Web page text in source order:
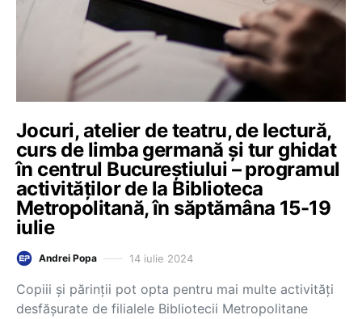
Jocuri, atelier de teatru, de lectură,
curs de limba germană și tur ghidat
în centrul Bucureștiului – programul
activităților de la Biblioteca
Metropolitană, în săptămâna 15-19
iulie
Andrei Popa 14 iulie 2024
Copiii și părinții pot opta pentru mai multe activități
desfășurate de filialele Bibliotecii Metropolitane